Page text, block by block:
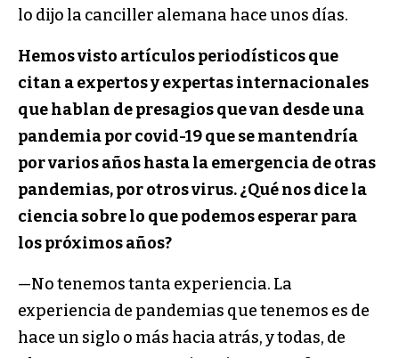
lo dijo la canciller alemana hace unos días.
Hemos visto artículos periodísticos que
citan a expertos y expertas internacionales
que hablan de presagios que van desde una
pandemia por covid-19 que se mantendría
por varios años hasta la emergencia de otras
pandemias, por otros virus. ¿Qué nos dice la
ciencia sobre lo que podemos esperar para
los próximos años?
—No tenemos tanta experiencia. La
experiencia de pandemias que tenemos es de
hace un siglo o más hacia atrás, y todas, de